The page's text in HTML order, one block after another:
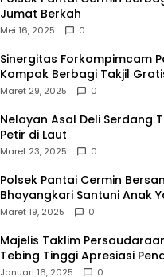
Jumat Berkah
Mei 16, 2025 0
Sinergitas Forkompimcam
Kompak Berbagi Takjil
Maret 29, 2025 0
Nelayan Asal Deli Serdang
Petir di Laut
Maret 23, 2025 0
Polsek Pantai Cermin
Bhayangkari Santuni Anak
Takjil
Maret 19, 2025 0
Majelis Taklim
Tebing Tinggi Apresiasi
Haram
Januari 16, 2025 0